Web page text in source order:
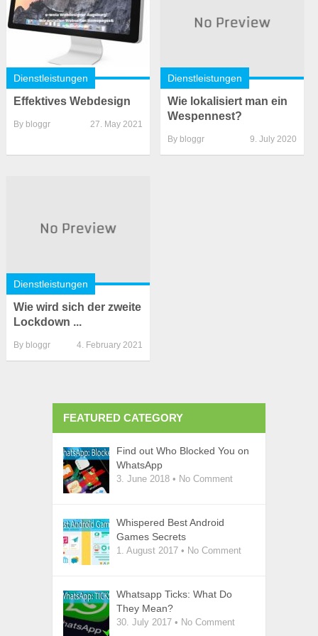
Dienstleistungen
Effektives Webdesign
By bloggr 27. May 2021
Dienstleistungen
Wie lokalisiert man ein
Wespennest?
By bloggr 9. July 2020
Dienstleistungen
Wie wird sich der zweite
Lockdown ...
By bloggr 4. February 2021
FEATURED CATEGORY
Find out Who Blocked You on
WhatsApp
3. June 2018• No Comment
Whispered Best Android
Games Secrets
1. August 2017• No Comment
Whatsapp Ticks: What Do
They Mean?
30. July 2017• No Comment